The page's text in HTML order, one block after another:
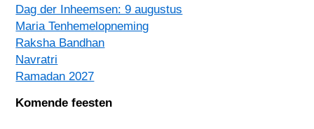
Dag der Inheemsen: 9 augustus
Maria Tenhemelopneming
Raksha Bandhan
Navratri
Ramadan 2027
Komende feesten